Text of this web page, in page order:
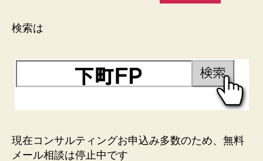
検索は
現在コンサルティングお申込み多数のため、無料
メール相談は停止中です